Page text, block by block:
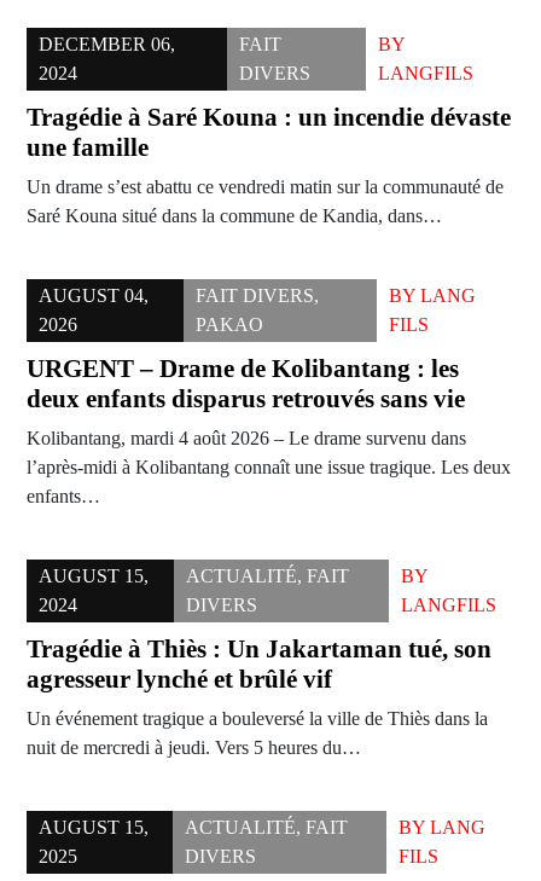
DECEMBER 06,
2024
FAIT
DIVERS
BY
LANGFILS
Tragédie à Saré Kouna : un incendie dévaste
une famille
Un drame s’est abattu ce vendredi matin sur la communauté de
Saré Kouna situé dans la commune de Kandia, dans…
AUGUST 04,
2026
FAIT DIVERS,
PAKAO
BY LANG
FILS
URGENT – Drame de Kolibantang : les
deux enfants disparus retrouvés sans vie
Kolibantang, mardi 4 août 2026 – Le drame survenu dans
l’après-midi à Kolibantang connaît une issue tragique. Les deux
enfants…
AUGUST 15,
2024
ACTUALITÉ, FAIT
DIVERS
BY
LANGFILS
Tragédie à Thiès : Un Jakartaman tué, son
agresseur lynché et brûlé vif
Un événement tragique a bouleversé la ville de Thiès dans la
nuit de mercredi à jeudi. Vers 5 heures du…
AUGUST 15,
2025
ACTUALITÉ, FAIT
DIVERS
BY LANG
FILS